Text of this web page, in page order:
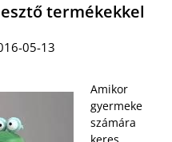
termékekkel
05-13
Amikor
gyermeke
számára